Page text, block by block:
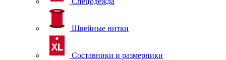
Швейные нитки
Составники и размерники